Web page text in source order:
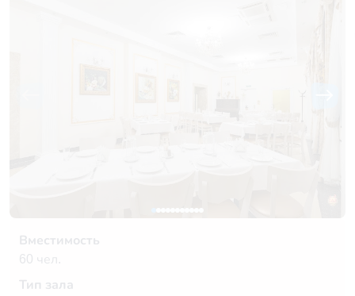
Вместимость
60 чел.
Тип зала